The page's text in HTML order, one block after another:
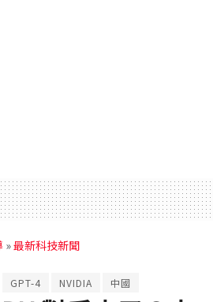
»最新科技新聞
GPT-4 NVIDIA 中國